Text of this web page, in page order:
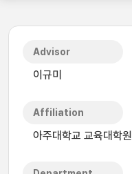
Advisor
이규미
Affiliation
아주대학교 교육대학원